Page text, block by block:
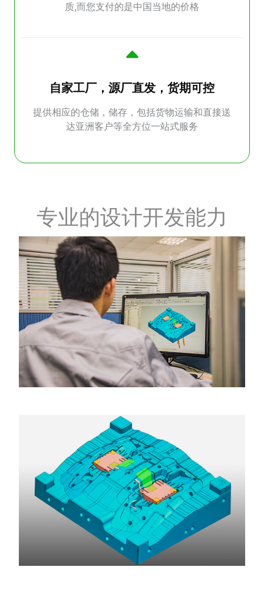
质,而您支付的是中国当地的价格
自家工厂，源厂直发，货期可控
提供相应的仓储，储存，包括货物运输和直接送
达亚洲客户等全方位一站式服务
专业的设计开发能力